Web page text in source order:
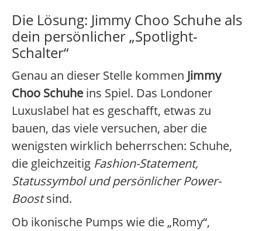
Die Lösung: Jimmy Choo Schuhe als
dein persönlicher „Spotlight-
Schalter“
Genau an dieser Stelle kommen Jimmy
Choo Schuhe ins Spiel. Das Londoner
Luxuslabel hat es geschafft, etwas zu
bauen, das viele versuchen, aber die
wenigsten wirklich beherrschen: Schuhe,
die gleichzeitig Fashion-Statement,
Statussymbol und persönlicher Power-
Boostsind.
Ob ikonische Pumps wie die „Romy“,